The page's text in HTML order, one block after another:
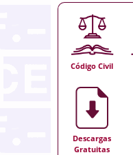
Código Civil
Descargas
Gratuitas